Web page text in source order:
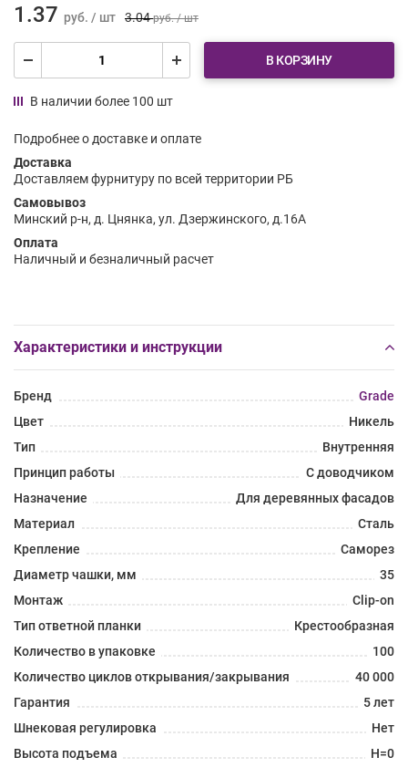
1.37 руб. / шт 3.04руб. / шт
В КОРЗИНУ
В наличии более 100 шт
Подробнее о доставке и оплате
Доставка
Доставляем фурнитуру по всей территории РБ
Самовывоз
Минский р-н, д. Цнянка, ул. Дзержинского, д.16А
Оплата
Наличный и безналичный расчет
Характеристики и инструкции
Бренд
Grade
Цвет
Никель
Тип
Внутренняя
Принцип работы
С доводчиком
Назначение
Для деревянных фасадов
Материал
Сталь
Крепление
Саморез
Диаметр чашки, мм
35
Монтаж
Clip-on
Тип ответной планки
Крестообразная
Количество в упаковке
100
Количество циклов открывания/закрывания
40 000
Гарантия
5 лет
Шнековая регулировка
Нет
Высота подъема
H=0